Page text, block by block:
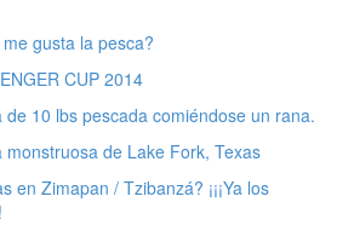
gusta la pesca?
CUP 2014
de 10 lbs pescada comiéndose un rana.
monstruosa de Lake Fork, Texas
en Zimapan / Tzibanzá? ¡¡¡Ya los